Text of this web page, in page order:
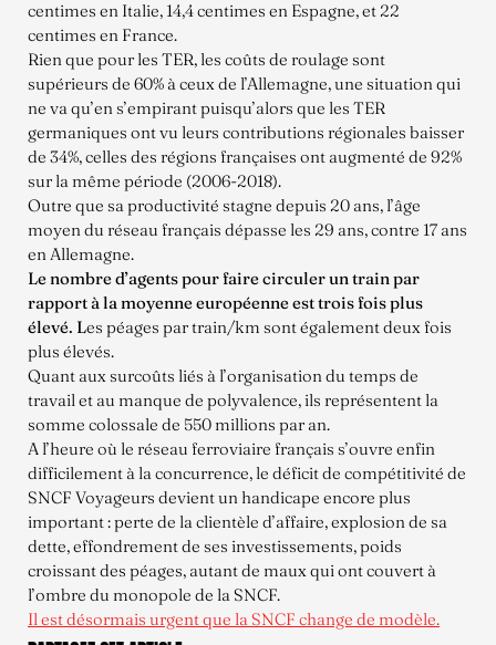
centimes en Italie, 14,4 centimes en Espagne, et 22
centimes en France.
Rien que pour les TER, les coûts de roulage sont
supérieurs de 60% à ceux de l’Allemagne, une situation qui
ne va qu’en s’empirant puisqu’alors que les TER
germaniques ont vu leurs contributions régionales baisser
de 34%, celles des régions françaises ont augmenté de 92%
sur la même période (2006-2018).
Outre que sa productivité stagne depuis 20 ans, l’âge
moyen du réseau français dépasse les 29 ans, contre 17 ans
en Allemagne.
Le nombre d’agents pour faire circuler un train par
rapport à la moyenne européenne est trois fois plus
élevé. Les péages par train/km sont également deux fois
plus élevés.
Quant aux surcoûts liés à l’organisation du temps de
travail et au manque de polyvalence, ils représentent la
somme colossale de 550 millions par an.
A l’heure où le réseau ferroviaire français s’ouvre enfin
difficilement à la concurrence, le déficit de compétitivité de
SNCF Voyageurs devient un handicape encore plus
important : perte de la clientèle d’affaire, explosion de sa
dette, effondrement de ses investissements, poids
croissant des péages, autant de maux qui ont couvert à
l’ombre du monopole de la SNCF.
Il est désormais urgent que la SNCF change de modèle.